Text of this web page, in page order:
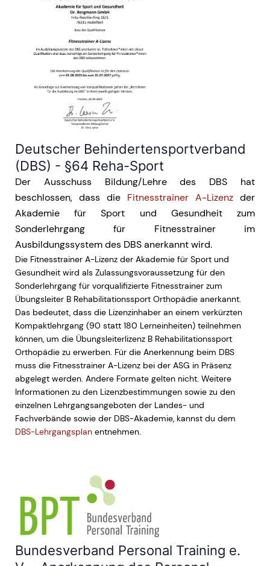
Deutscher Behindertensportverband
(DBS) - §64 Reha-Sport
Der Ausschuss Bildung/Lehre des DBS hat
beschlossen, dass die Fitnesstrainer A-Lizenz der
Akademie für Sport und Gesundheit zum
Sonderlehrgang für Fitnesstrainer im
Ausbildungssystem des DBS anerkannt wird.
Die Fitnesstrainer A-Lizenz der Akademie für Sport und
Gesundheit wird als Zulassungsvoraussetzung für den
Sonderlehrgang für vorqualifizierte Fitnesstrainer zum
Übungsleiter B Rehabilitationssport Orthopädie anerkannt.
Das bedeutet, dass die Lizenzinhaber an einem verkürzten
Kompaktlehrgang (90 statt 180 Lerneinheiten) teilnehmen
können, um die Übungsleiterlizenz B Rehabilitationssport
Orthopädie zu erwerben. Für die Anerkennung beim DBS
muss die Fitnesstrainer A-Lizenz bei der ASG in Präsenz
abgelegt werden. Andere Formate gelten nicht. Weitere
Informationen zu den Lizenzbestimmungen sowie zu den
einzelnen Lehrgangsangeboten der Landes- und
Fachverbände sowie der DBS-Akademie, kannst du dem
DBS-Lehrgangsplan entnehmen.
Bundesverband Personal Training e.